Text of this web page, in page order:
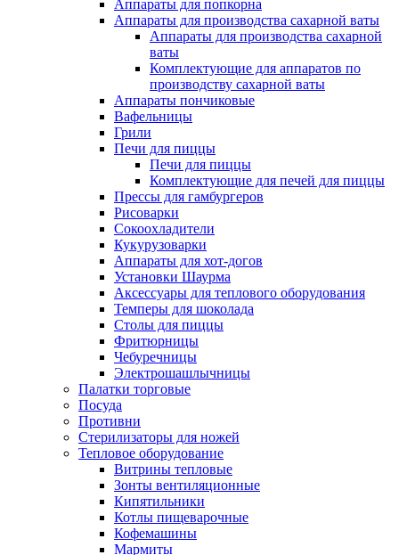
Аппараты для попкорна
Аппараты для производства сахарной ваты
Аппараты для производства сахарной
ваты
Комплектующие для аппаратов по
производству сахарной ваты
Аппараты пончиковые
Вафельницы
Грили
Печи для пиццы
Печи для пиццы
Комплектующие для печей для пиццы
Прессы для гамбургеров
Рисоварки
Сокоохладители
Кукурузоварки
Аппараты для хот-догов
Установки Шаурма
Аксессуары для теплового оборудования
Темперы для шоколада
Столы для пиццы
Фритюрницы
Чебуречницы
Электрошашлычницы
Палатки торговые
Посуда
Противни
Стерилизаторы для ножей
Тепловое оборудование
Витрины тепловые
Зонты вентиляционные
Кипятильники
Котлы пищеварочные
Кофемашины
Мармиты